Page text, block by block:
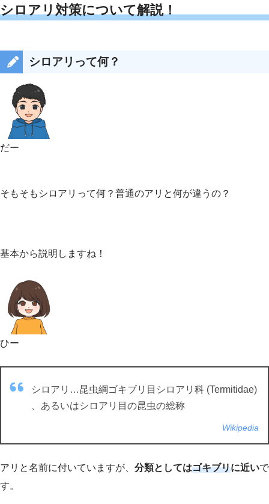
シロアリ対策について解説！
シロアリって何？
だー
そもそもシロアリって何？普通のアリと何が違うの？
基本から説明しますね！
ひー
シロアリ…昆虫綱ゴキブリ目シロアリ科 (Termitidae)
、あるいはシロアリ目の昆虫の総称
Wikipedia
アリと名前に付いていますが、 分類としてはゴキブリに近いで
す。